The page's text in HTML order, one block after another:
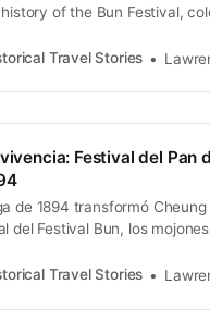
of the Bun Festival,
Travel Stories
Festival del Pan
de 1894 transformó
del Festival Bun, los
Travel Stories